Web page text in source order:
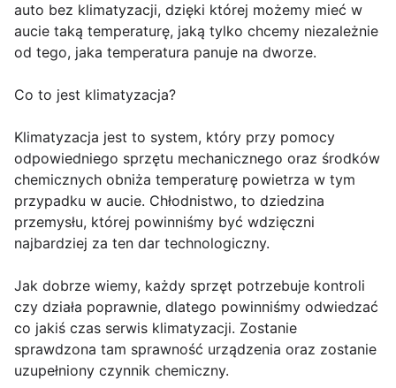
auto bez klimatyzacji, dzięki której możemy mieć w
aucie taką temperaturę, jaką tylko chcemy niezależnie
od tego, jaka temperatura panuje na dworze.
Co to jest klimatyzacja?
Klimatyzacja jest to system, który przy pomocy
odpowiedniego sprzętu mechanicznego oraz środków
chemicznych obniża temperaturę powietrza w tym
przypadku w aucie. Chłodnistwo, to dziedzina
przemysłu, której powinniśmy być wdzięczni
najbardziej za ten dar technologiczny.
Jak dobrze wiemy, każdy sprzęt potrzebuje kontroli
czy działa poprawnie, dlatego powinniśmy odwiedzać
co jakiś czas serwis klimatyzacji. Zostanie
sprawdzona tam sprawność urządzenia oraz zostanie
uzupełniony czynnik chemiczny.